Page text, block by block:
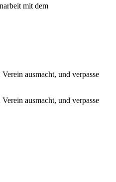
mit dem
ausmacht, und verpasse
ausmacht, und verpasse